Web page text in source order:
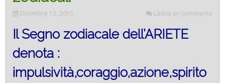
Dicembre 13, 2015 Lascia un commento
Il Segno zodiacale dell’ARIETE
denota :
impulsività,coraggio,azione,spirito